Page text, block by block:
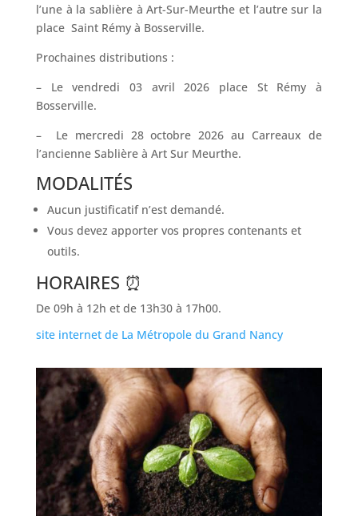
l’une à la sablière à Art-Sur-Meurthe et l’autre sur la
place Saint Rémy à Bosserville.
Prochaines distributions :
– Le vendredi 03 avril 2026 place St Rémy à
Bosserville.
– Le mercredi 28 octobre 2026 au Carreaux de
l’ancienne Sablière à Art Sur Meurthe.
MODALITÉS
Aucun justificatif n’est demandé.
Vous devez apporter vos propres contenants et
outils.
HORAIRES ⏰
De 09h à 12h et de 13h30 à 17h00.
site internet de La Métropole du Grand Nancy